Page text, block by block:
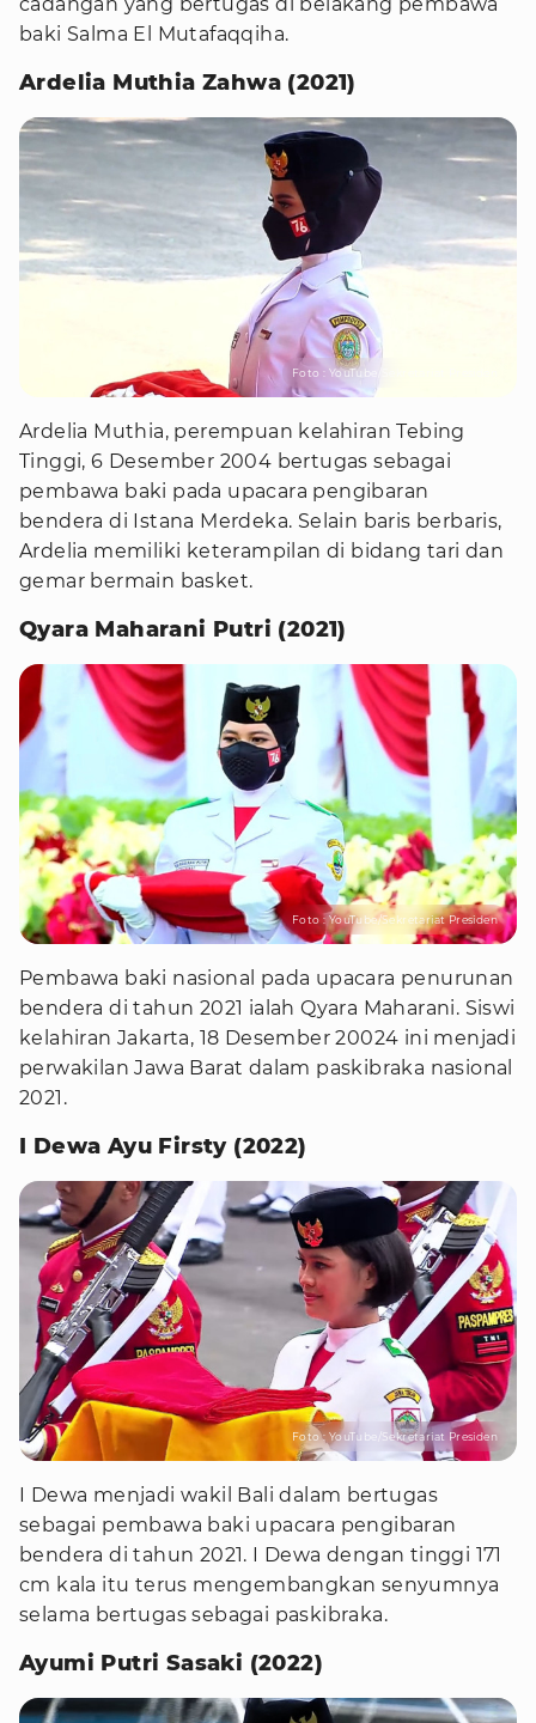
baki Salma El Mutafaqqiha.
Ardelia Muthia Zahwa (2021)
Foto : YouTube/Sekretariat Presiden
Ardelia Muthia, perempuan kelahiran Tebing
Tinggi, 6 Desember 2004 bertugas sebagai
pembawa baki pada upacara pengibaran
bendera di Istana Merdeka. Selain baris berbaris,
Ardelia memiliki keterampilan di bidang tari dan
gemar bermain basket.
Qyara Maharani Putri (2021)
Foto : YouTube/Sekretariat Presiden
Pembawa baki nasional pada upacara penurunan
bendera di tahun 2021 ialah Qyara Maharani. Siswi
kelahiran Jakarta, 18 Desember 20024 ini menjadi
perwakilan Jawa Barat dalam paskibraka nasional
2021.
I Dewa Ayu Firsty (2022)
Foto : YouTube/Sekretariat Presiden
I Dewa menjadi wakil Bali dalam bertugas
sebagai pembawa baki upacara pengibaran
bendera di tahun 2021. I Dewa dengan tinggi 171
cm kala itu terus mengembangkan senyumnya
selama bertugas sebagai paskibraka.
Ayumi Putri Sasaki (2022)